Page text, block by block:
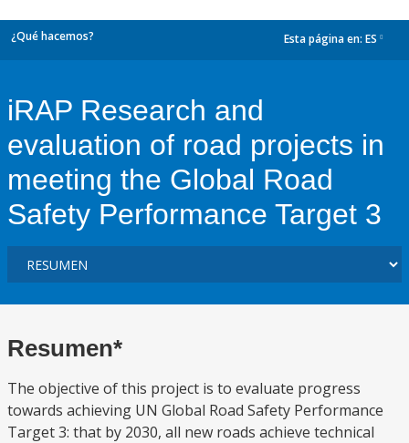
¿Qué hacemos? Esta página en: ES
iRAP Research and
evaluation of road projects in
meeting the Global Road
Safety Performance Target 3
Resumen*
The objective of this project is to evaluate progress
towards achieving UN Global Road Safety Performance
Target 3: that by 2030, all new roads achieve technical